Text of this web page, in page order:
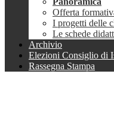
Offerta
I progetti delle
Le schede
Archivio
Elezioni Consiglio di
Rassegna Stampa